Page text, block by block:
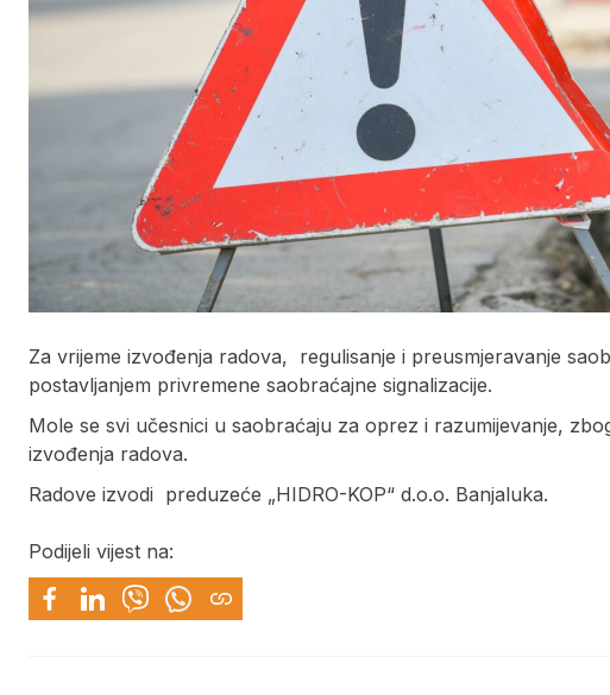
Za vrijeme izvođenja radova, regulisanje i preusmjeravanje
postavljanjem privremene saobraćajne signalizacije.
Mole se svi učesnici u saobraćaju za oprez i razumijevanje,
izvođenja radova.
Radove izvodi preduzeće „HIDRO-KOP“ d.o.o. Banjaluka.
Podijeli vijest na: